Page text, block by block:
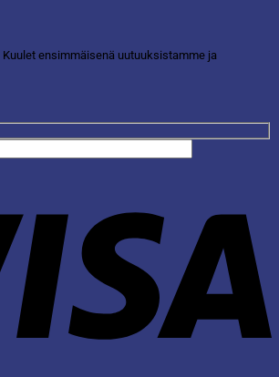
Kuulet ensimmäisenä uutuuksistamme ja